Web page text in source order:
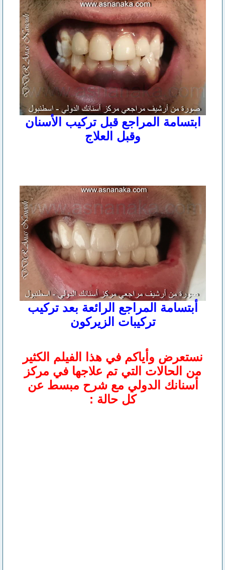
ابتسامة المراجع قبل تركيب الأسنان
وقبل العلاج
أبتسامة المراجع الرائعة بعد تركيب
تركيبات الزيركون
نستعرض وأياكم في هذا الفيلم الكثير
من الحالات التي تم علاجها في مركز
أسنانك الدولي مع شرح مبسط عن
كل حالة :